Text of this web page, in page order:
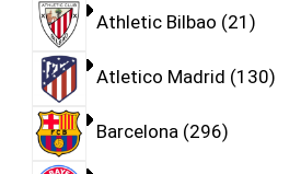
Athletic Bilbao 21
Atletico Madrid 130
Barcelona 296